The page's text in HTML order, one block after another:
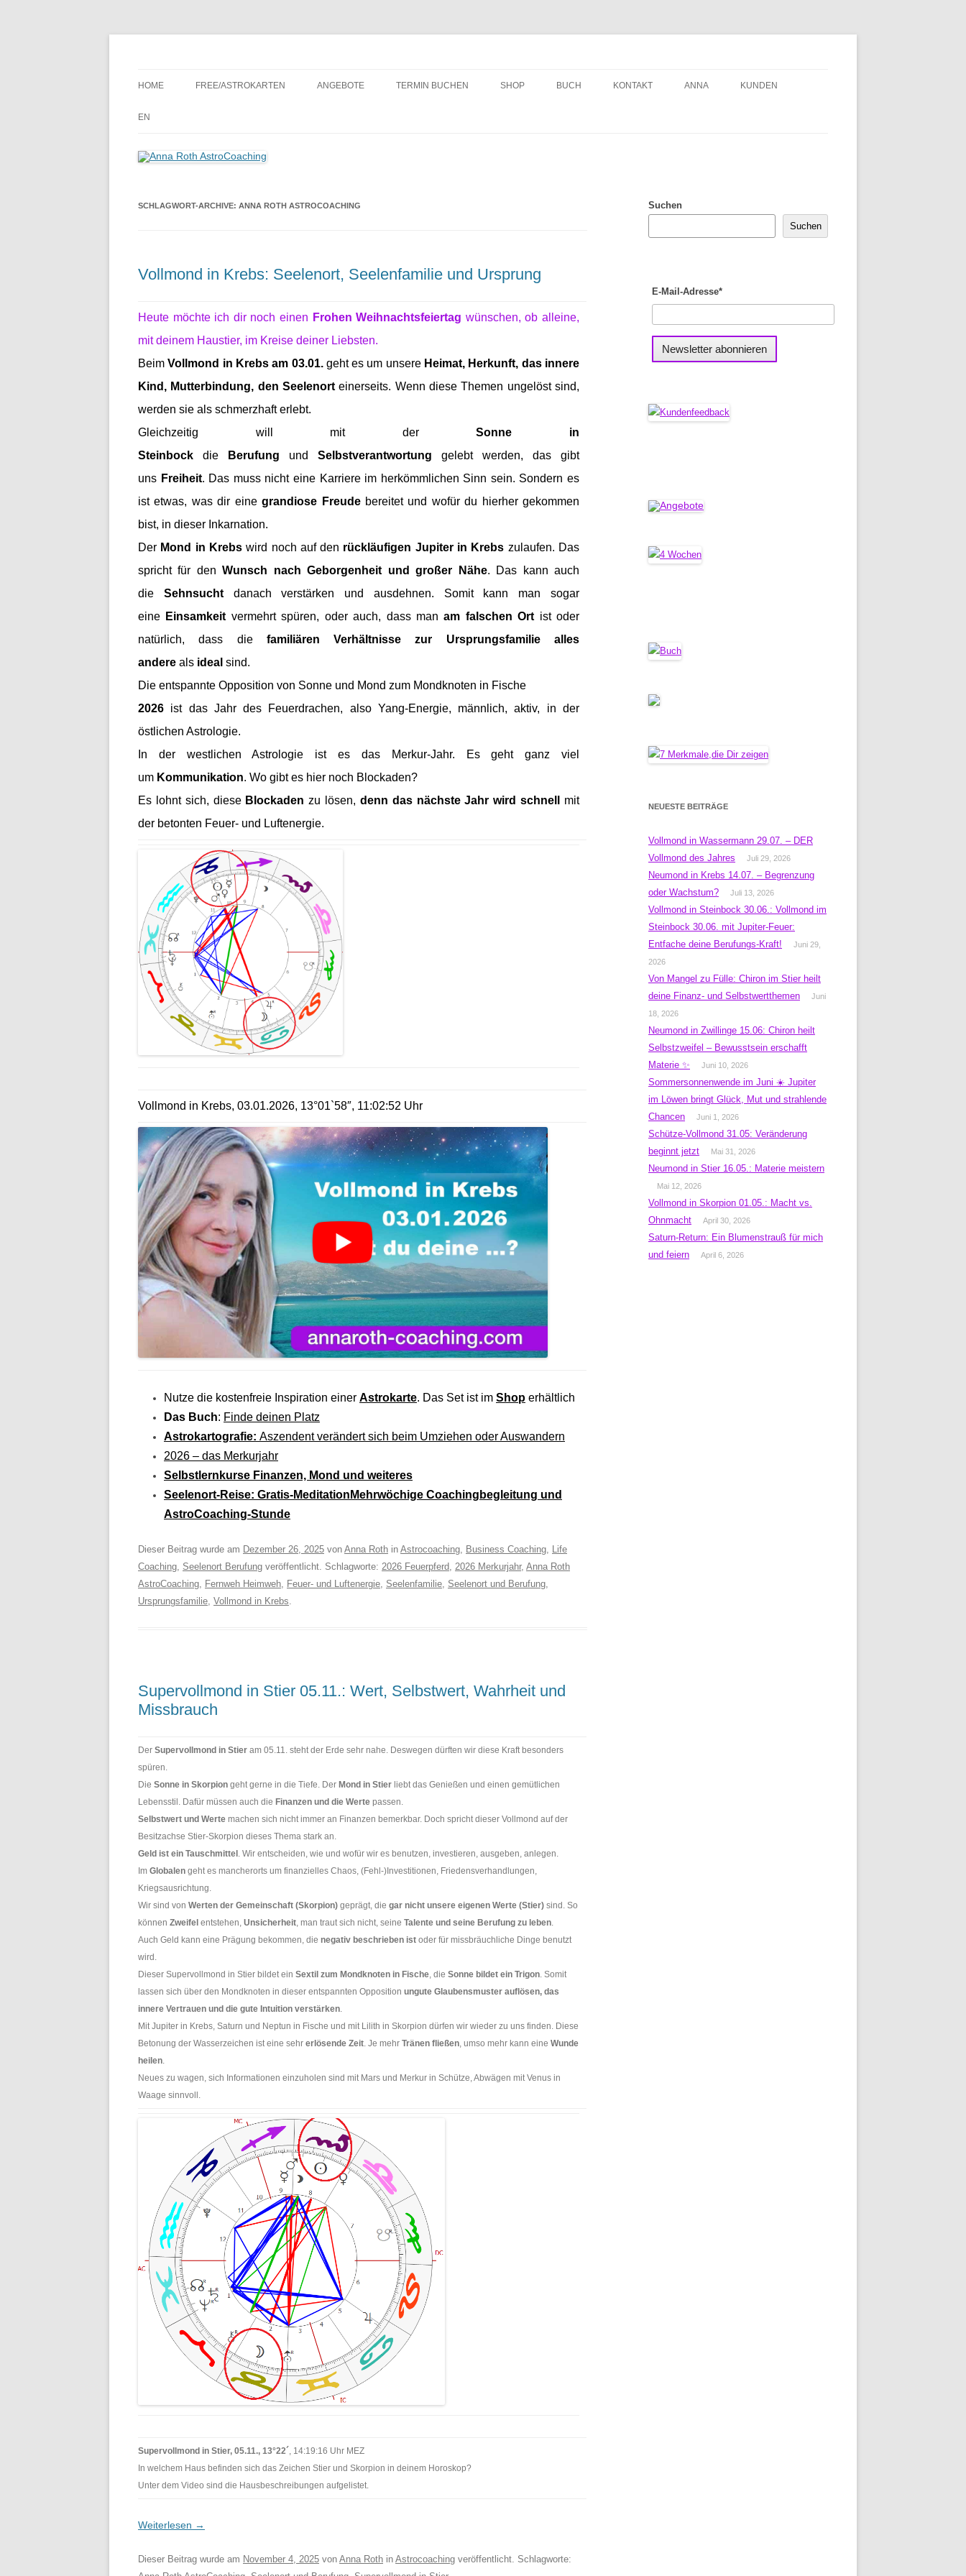
Inhalt
HOME FREE/ASTROKARTEN ANGEBOTE TERMIN BUCHEN SHOP BUCH KONTAKT ANNA KUNDEN
EN
SCHLAGWORT-ARCHIVE: ANNA ROTH ASTROCOACHING
Vollmond in Krebs: Seelenort, Seelenfamilie und Ursprung
Heute möchte ich dir noch einen Frohen Weihnachtsfeiertag wünschen, ob alleine,
mit deinem Haustier, im Kreise deiner Liebsten.
BeimVollmond in Krebs am 03.01.geht es um unsere Heimat, Herkunft, das innere
Kind, Mutterbindung, den Seelenort einerseits. Wenn diese Themen ungelöst sind,
werden sie als schmerzhaft erlebt.
Gleichzeitig will mit derSonne in
Steinbock die Berufung und Selbstverantwortung gelebt werden, das gibt
uns Freiheit. Das muss nicht eine Karriere im herkömmlichen Sinn sein. Sondern es
ist etwas, was dir einegrandiose Freudebereitet und wofür du hierher gekommen
bist, in dieser Inkarnation.
Der Mond in Krebswird noch auf den rückläufigen Jupiter in Krebs zulaufen. Das
spricht für denWunsch nach Geborgenheit und großer Nähe. Das kann auch
die Sehnsuchtdanach verstärken und ausdehnen. Somit kann man sogar
eine Einsamkeit vermehrt spüren, oder auch, dass manam falschen Ort ist oder
natürlich, dass die familiären Verhältnisse zur Ursprungsfamilie
alles
andere als ideal sind.
Die entspannte Opposition von Sonne und Mond zum Mondknoten in Fische
2026 ist das Jahr des Feuerdrachen, also Yang-Energie, männlich, aktiv, in der
östlichen Astrologie.
In der westlichen Astrologie ist es das Merkur-Jahr. Es geht ganz viel
um Kommunikation. Wo gibt es hier noch Blockaden?
Es lohnt sich, diese Blockaden zu lösen, denn das nächste Jahr wird schnell
mit
der betonten Feuer- und Luftenergie.
Vollmond in Krebs, 03.01.2026, 13°01`58″, 11:02:52 Uhr
Nutze die kostenfreie Inspiration einer Astrokarte. Das Set ist im Shop erhältlich
Das Buch: Finde deinen Platz
Astrokartografie: Aszendent verändert sich beim Umziehen oder Auswandern
2026 – das Merkurjahr
Selbstlernkurse Finanzen, Mond und weiteres
Seelenort-Reise: Gratis-Meditation Mehrwöchige Coachingbegleitung und
AstroCoaching-Stunde
Dieser Beitrag wurde am Dezember 26, 2025 von Anna Roth in Astrocoaching, Business Coaching, Life
Coaching, Seelenort Berufung veröffentlicht. Schlagworte: 2026 Feuerpferd, 2026 Merkurjahr, Anna Roth
AstroCoaching, Fernweh Heimweh, Feuer- und Luftenergie, Seelenfamilie, Seelenort und Berufung,
Ursprungsfamilie, Vollmond in Krebs.
Supervollmond in Stier 05.11.: Wert, Selbstwert, Wahrheit und
Missbrauch
Der Supervollmond in Stier am 05.11. steht der Erde sehr nahe. Deswegen dürften wir diese Kraft besonders
spüren.
Die Sonne in Skorpion geht gerne in die Tiefe. Der Mond in Stier liebt das Genießen und einen gemütlichen
Lebensstil. Dafür müssen auch die Finanzen und die Werte passen.
Selbstwert und Werte machen sich nicht immer an Finanzen bemerkbar. Doch spricht dieser Vollmond auf der
Besitzachse Stier-Skorpion dieses Thema stark an.
Geld ist ein Tauschmittel . Wir entscheiden, wie und wofür wir es benutzen, investieren, ausgeben, anlegen.
Im Globalen geht es mancherorts um finanzielles Chaos, (Fehl-)Investitionen, Friedensverhandlungen,
Kriegsausrichtung.
Wir sind von Werten der Gemeinschaft (Skorpion) geprägt, die gar nicht unsere eigenen Werte (Stier) sind. So
können Zweifel entstehen, Unsicherheit, man traut sich nicht, seine Talente und seine Berufung zu leben.
Auch Geld kann eine Prägung bekommen, die negativ beschrieben ist oder für missbräuchliche Dinge benutzt
wird.
Dieser Supervollmond in Stier bildet ein Sextil zum Mondknoten in Fische, die Sonne bildet ein Trigon. Somit
lassen sich über den Mondknoten in dieser entspannten Opposition ungute Glaubensmuster auflösen, das
innere Vertrauen und die gute Intuition verstärken.
Mit Jupiter in Krebs, Saturn und Neptun in Fische und mit Lilith in Skorpion dürfen wir wieder zu uns finden. Diese
Betonung der Wasserzeichen ist eine sehr erlösende Zeit. Je mehr Tränen fließen, umso mehr kann eine Wunde
heilen.
Neues zu wagen, sich Informationen einzuholen sind mit Mars und Merkur in Schütze, Abwägen mit Venus in
Waage sinnvoll.
Supervollmond in Stier, 05.11., 13°22´ , 14:19:16 Uhr MEZ
In welchem Haus befinden sich das Zeichen Stier und Skorpion in deinem Horoskop?
Unter dem Video sind die Hausbeschreibungen aufgelistet.
Weiterlesen →
Dieser Beitrag wurde am November 4, 2025 von Anna Roth in Astrocoaching veröffentlicht. Schlagworte:
Suchen
Suchen
E-Mail-Adresse*
NEUESTE BEITRÄGE
Vollmond in Wassermann 29.07. – DER
Vollmond des Jahres
Juli 29, 2026
Neumond in Krebs 14.07. – Begrenzung
oder Wachstum?
Juli 13, 2026
Vollmond in Steinbock 30.06.: Vollmond im
Steinbock 30.06. mit Jupiter-Feuer:
Entfache deine Berufungs-Kraft!
Juni 29,
2026
Von Mangel zu Fülle: Chiron im Stier heilt
deine Finanz- und Selbstwertthemen
Juni
18, 2026
Neumond in Zwillinge 15.06: Chiron heilt
Selbstzweifel – Bewusstsein erschafft
Materie ✨
Juni 10, 2026
Sommersonnenwende im Juni ☀️ Jupiter
im Löwen bringt Glück, Mut und strahlende
Chancen
Juni 1, 2026
Schütze-Vollmond 31.05: Veränderung
beginnt jetzt
Mai 31, 2026
Neumond in Stier 16.05.: Materie meistern
Mai 12, 2026
Vollmond in Skorpion 01.05.: Macht vs.
Ohnmacht
April 30, 2026
Saturn-Return: Ein Blumenstrauß für mich
und feiern
April 6, 2026